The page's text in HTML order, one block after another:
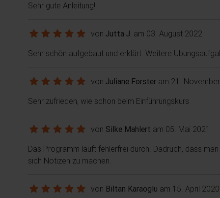
Sehr gute Anleitung!
von Jutta J. am 03. August 2022
Sehr schön aufgebaut und erklärt. Weitere
von Juliane Forster am 21.
Sehr zufrieden, wie schon beim Einführungskurs
von Silke Mahlert am 05. Mai 2021
Das Programm läuft fehlerfrei durch. Dadruch, dass
sich Notizen zu machen.
von Biltan Karaoglu am 15. April 2020